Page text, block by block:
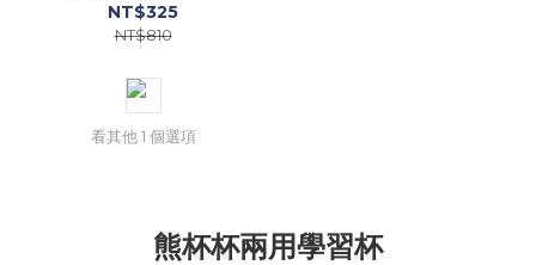
Bearnie 小貝尼兒童矽膠
餐具
NT$325
NT$810
看其他 1 個選項
熊杯杯兩用學習杯